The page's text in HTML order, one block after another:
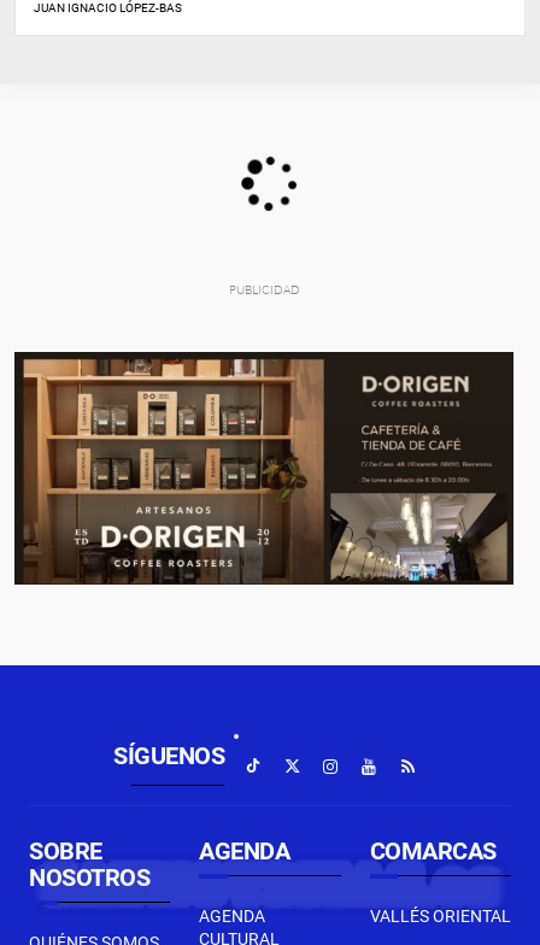
JUAN IGNACIO LÓPEZ-BAS
SÍGUENOS
SOBRE
NOSOTROS
AGENDA
AGENDA
CULTURAL
COMARCAS
VALLÉS ORIENTAL